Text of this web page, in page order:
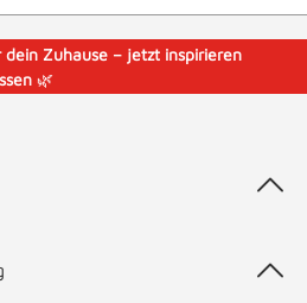
Zuhause – jetzt inspirieren
🌿